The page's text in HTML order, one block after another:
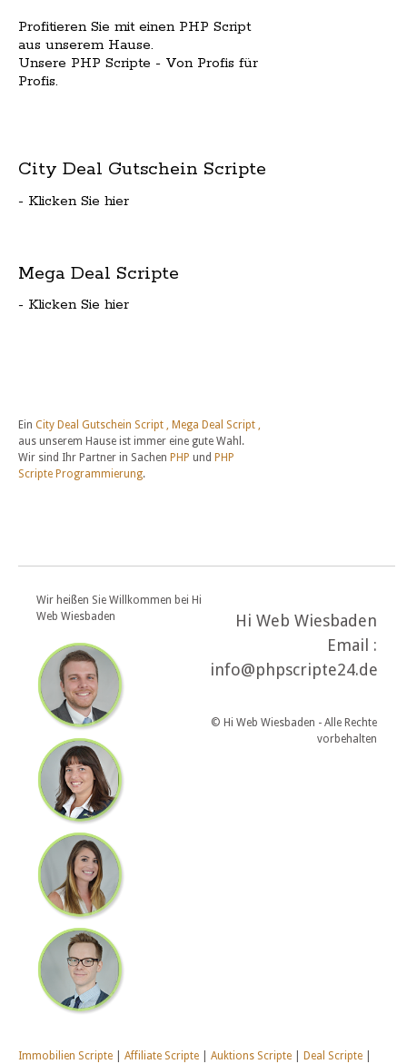
Profitieren Sie mit einen PHP Script
aus unserem Hause.
Unsere PHP Scripte - Von Profis für
Profis.
City Deal Gutschein Scripte
- Klicken Sie hier
Mega Deal Scripte
- Klicken Sie hier
Ein City Deal Gutschein Script , Mega Deal Script ,
aus unserem Hause ist immer eine gute Wahl.
Wir sind Ihr Partner in Sachen PHP und PHP
Scripte Programmierung.
Wir heißen Sie Willkommen bei Hi
Web Wiesbaden
Hi Web Wiesbaden
Email :
info@phpscripte24.de
© Hi Web Wiesbaden - Alle Rechte
vorbehalten
Immobilien Scripte Affiliate Scripte Auktions Scripte Deal Scripte